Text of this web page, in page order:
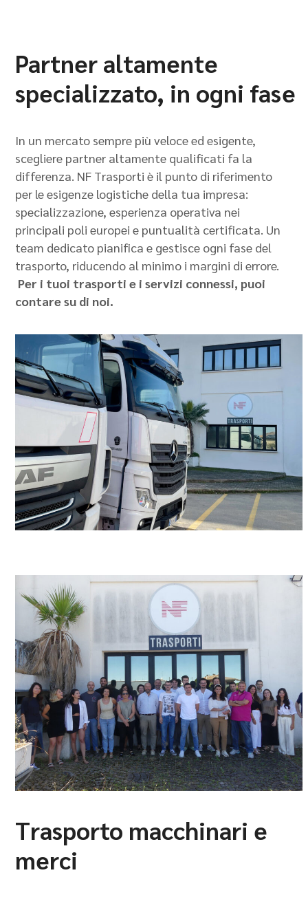
Partner altamente
specializzato, in ogni fase
In un mercato sempre più veloce ed esigente,
scegliere partner altamente qualificati fa la
differenza. NF Trasporti è il punto di riferimento
per le esigenze logistiche della tua impresa:
specializzazione, esperienza operativa nei
principali poli europei e puntualità certificata. Un
team dedicato pianifica e gestisce ogni fase del
trasporto, riducendo al minimo i margini di errore.
Per i tuoi trasporti e i servizi connessi, puoi
contare su di noi.
Trasporto macchinari e
merci